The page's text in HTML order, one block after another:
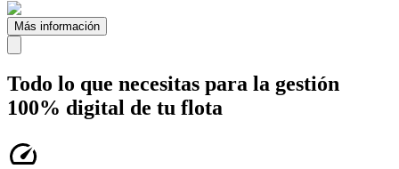
Más información
Todo lo que necesitas para la gestión
100% digital de tu flota